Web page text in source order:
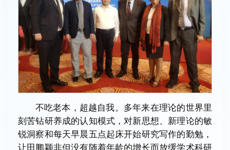
不吃老本，超越自我。多年来在理论的世界里
刻苦钻研养成的认知模式，对新思想、新理论的敏
锐洞察和每天早晨五点起床开始研究写作的勤勉，
让田鹏颖非但没有随着年龄的增长而放缓学术科研